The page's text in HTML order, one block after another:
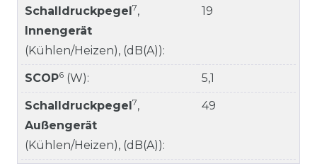
Schalldruckpegel 7,
Innengerät
(Kühlen/Heizen), (dB(A)):
19
SCOP6 (W): 5,1
Schalldruckpegel 7,
Außengerät
(Kühlen/Heizen), (dB(A)):
49